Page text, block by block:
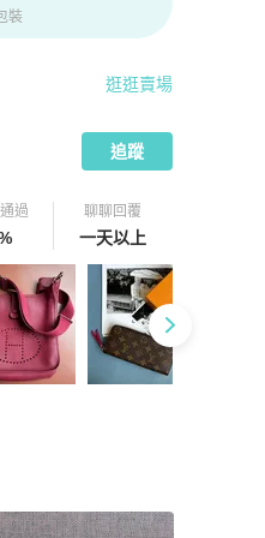
裝
逛逛賣場
追蹤
過 聊聊回覆
一天以上